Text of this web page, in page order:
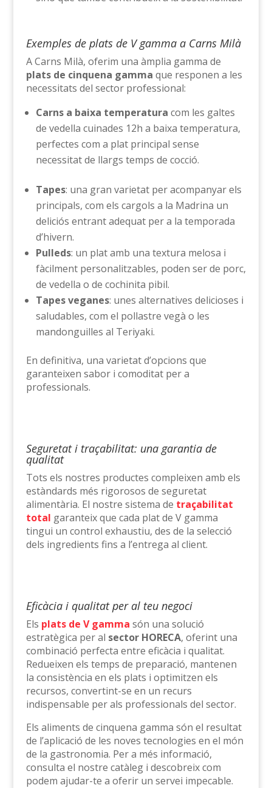
Exemples de plats de V gamma a Carns Milà
A Carns Milà, oferim una àmplia gamma de
plats de cinquena gamma que responen a les
necessitats del sector professional:
Carns a baixa temperatura com les galtes
de vedella cuinades 12h a baixa temperatura,
perfectes com a plat principal sense
necessitat de llargs temps de cocció.
Tapes: una gran varietat per acompanyar els
principals, com els cargols a la Madrina un
deliciós entrant adequat per a la temporada
d’hivern.
Pulleds: un plat amb una textura melosa i
fàcilment personalitzables, poden ser de porc,
de vedella o de cochinita pibil.
Tapes veganes: unes alternatives delicioses i
saludables, com el pollastre vegà o les
mandonguilles al Teriyaki.
En definitiva, una varietat d’opcions que
garanteixen sabor i comoditat per a
professionals.
Seguretat i traçabilitat: una garantia de
qualitat
Tots els nostres productes compleixen amb els
estàndards més rigorosos de seguretat
alimentària. El nostre sistema de traçabilitat
total garanteix que cada plat de V gamma
tingui un control exhaustiu, des de la selecció
dels ingredients fins a l’entrega al client.
Eficàcia i qualitat per al teu negoci
Els plats de V gamma són una solució
estratègica per al sector HORECA, oferint una
combinació perfecta entre eficàcia i qualitat.
Redueixen els temps de preparació, mantenen
la consistència en els plats i optimitzen els
recursos, convertint-se en un recurs
indispensable per als professionals del sector.
Els aliments de cinquena gamma són el resultat
de l’aplicació de les noves tecnologies en el món
de la gastronomia. Per a més informació,
consulta el nostre catàleg i descobreix com
podem ajudar-te a oferir un servei impecable.